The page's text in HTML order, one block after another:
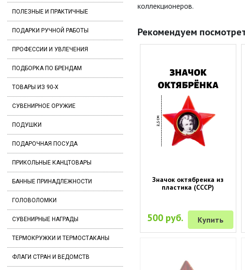
ПОЛЕЗНЫЕ И ПРАКТИЧНЫЕ
ПОДАРКИ РУЧНОЙ РАБОТЫ
ПРОФЕССИИ И УВЛЕЧЕНИЯ
ПОДБОРКА ПО БРЕНДАМ
ТОВАРЫ ИЗ 90-Х
СУВЕНИРНОЕ ОРУЖИЕ
ПОДУШКИ
ПОДАРОЧНАЯ ПОСУДА
ПРИКОЛЬНЫЕ КАНЦТОВАРЫ
БАННЫЕ ПРИНАДЛЕЖНОСТИ
ГОЛОВОЛОМКИ
СУВЕНИРНЫЕ НАГРАДЫ
ТЕРМОКРУЖКИ И ТЕРМОСТАКАНЫ
ФЛАГИ СТРАН И ВЕДОМСТВ
коллекционеров.
Рекомендуем
Значок октябренка из
пластика (СССР)
500 руб. Купить